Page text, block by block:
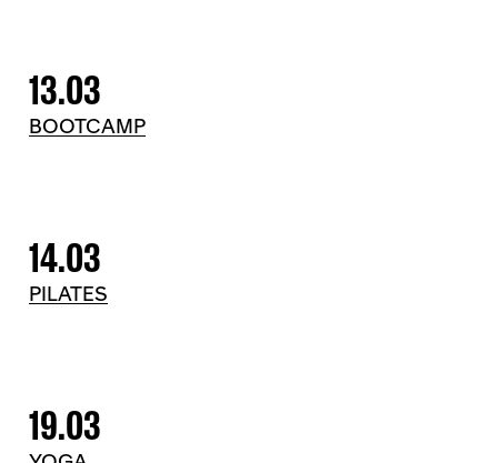
13.03
BOOTCAMP
14.03
PILATES
19.03